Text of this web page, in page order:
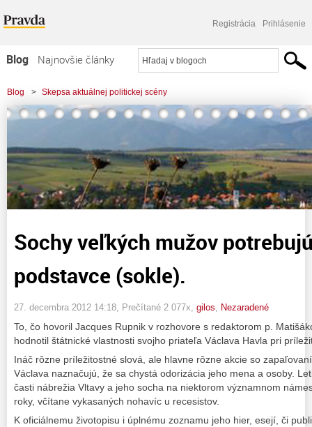
Registrácia Prihlásenie
Blog
Najnovšie články
Najčítanejšie články
Najkomentovanejšie články
Zoznam blogov
Komerčné blogy
Blog > Skepsa aktuálnej politickej scény
> Sochy veľkých mužov potrebujú veľké podstavce (sokle).
Sochy veľkých mužov
podstavce (sokle).
27. decembra 2012 14:18 , Prečítané 2 077x, gilos Nezaradené
To, čo hovoril Jacques Rupnik v rozhovore s redaktorom p.
hodnotil štátnické vlastnosti svojho priateľa Václava Havla pri
Ináč rôzne príležitostné slová, ale hlavne rôzne akcie so
Václava naznačujú, že sa chystá odorizácia jeho mena a osoby.
časti nábrežia Vltavy a jeho socha na niektorom významnom
roky, včítane vykasaných nohavíc u recesistov.
K oficiálnemu životopisu i úplnému zoznamu jeho hier, esejí, či